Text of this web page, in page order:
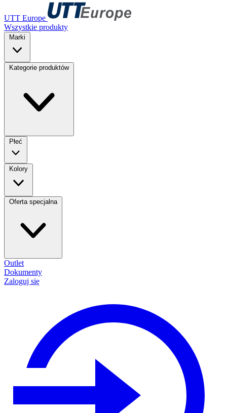
UTT Europe
Wszystkie produkty
Marki
Kategorie produktów
Płeć
Kolory
Oferta specjalna
Outlet
Dokumenty
Zaloguj się